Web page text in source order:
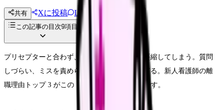
共有 Xに投稿 LINE
投稿文コピー
この記事の目次9項目
プリセプターと合わず、指導を受けるたびに萎縮してしまう。質問
しづらい、ミスを責められる、評価が厳しすぎる。新人看護師の離
職理由トップ 3 がこの「プリセプター問題」です。